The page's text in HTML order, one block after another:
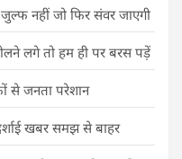
नहीं जो फिर संवर जाएगी
लगे तो हम ही पर बरस पड़ें
से जनता परेशान
खबर समझ से बाहर